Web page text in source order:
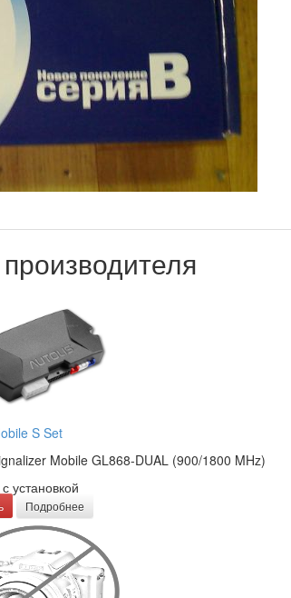
S Set
Mobile GL868-DUAL (900/1800 MHz)
с установкой
Подробнее